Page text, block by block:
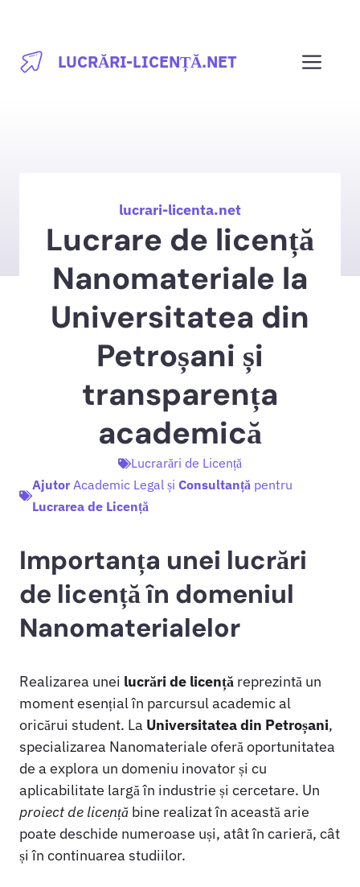
conținut
LUCRĂRI-LICENȚĂ.NET
lucrari-licenta.net
Lucrare de licență
Nanomateriale la
Universitatea din
Petroșani și
transparența
academică
Lucrarări de Licență
Ajutor Academic Legal și Consultanță pentru
Lucrarea de Licență
Importanța unei lucrări
de licență în domeniul
Nanomaterialelor
Realizarea unei lucrări de licență reprezintă un
moment esențial în parcursul academic al
oricărui student. La Universitatea din Petroșani,
specializarea Nanomateriale oferă oportunitatea
de a explora un domeniu inovator și cu
aplicabilitate largă în industrie și cercetare. Un
proiect de licență bine realizat în această arie
poate deschide numeroase uși, atât în carieră, cât
și în continuarea studiilor.